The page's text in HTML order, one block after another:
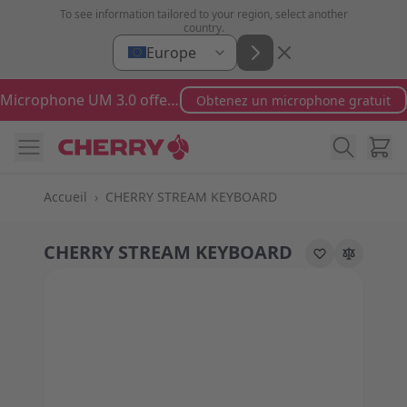
Aller au contenuTo see information tailored to your region, select another
country.
Europe
Microphone UM 3.0 offert pour toute commande supérieure à 100 € Obtenez un microphone gratuit
Cart
Accueil › CHERRY STREAM KEYBOARD
CHERRY STREAM KEYBOARD